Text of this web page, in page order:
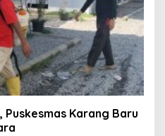
Puskesmas Karang Baru